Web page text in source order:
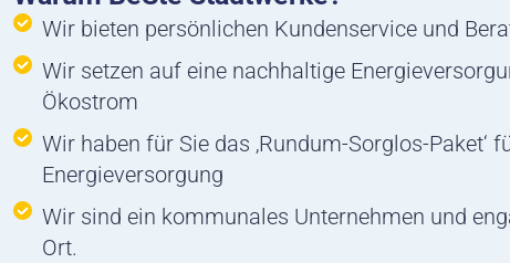
Wir bieten persönlichen Kundenservice und
Wir setzen auf eine nachhaltige
Ökostrom
Wir haben für Sie das ‚Rundum-Sorglos-Paket‘
Energieversorgung
Wir sind ein kommunales Unternehmen und
Ort.